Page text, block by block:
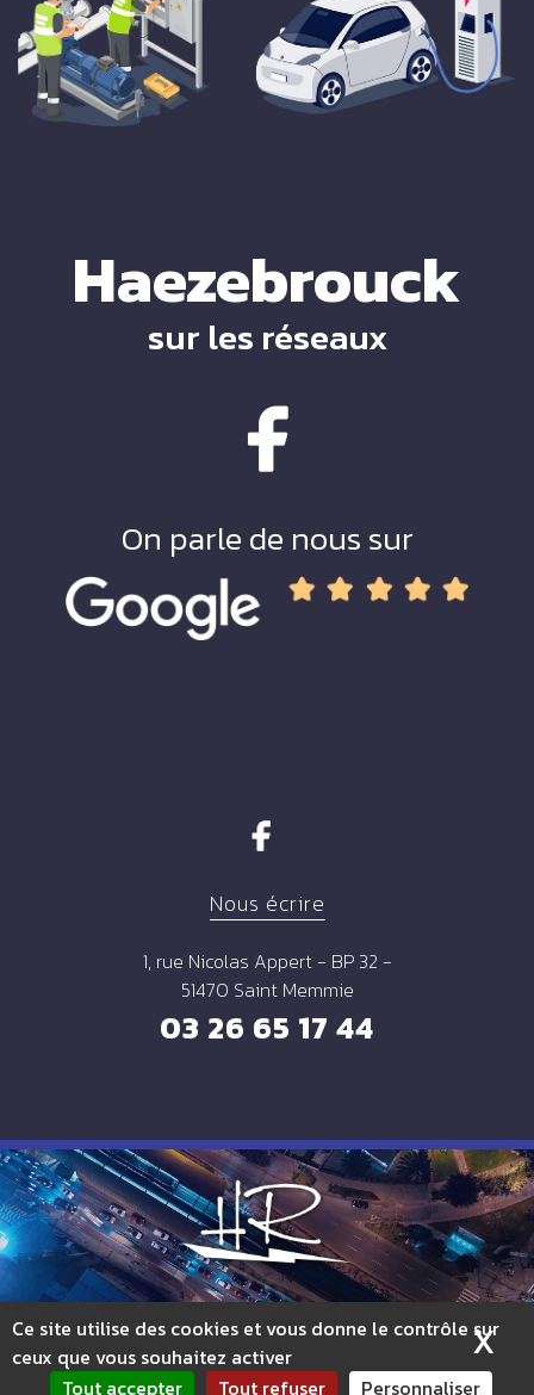
Ce site utilise des cookies et vous donne le contrôle sur
ceux que vous souhaitez activer
Tout accepter
Tout refuser Personnaliser
X
Haezebrouck
sur les réseaux
On parle de nous sur
Nous écrire
1, rue Nicolas Appert - BP 32 -
51470 Saint Memmie
03 26 65 17 44
Plan du site Mentions légales